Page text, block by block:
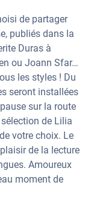
de partager
publiés dans la
Duras à
ou Joann Sfar…
les styles ! Du
seront installées
sur la route
de Lilia
votre choix. Le
de la lecture
Amoureux
moment de